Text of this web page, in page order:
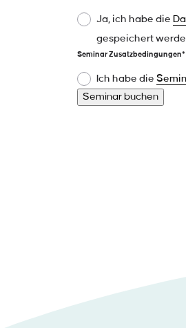
Ja, ich habe die
gespeichert
Seminar Zusatzbedingungen*
Ich habe die
Seminar buchen